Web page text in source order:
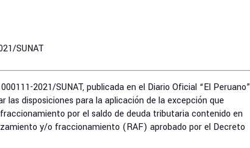
SUNAT
2021/SUNAT, publicada en el Diario Oficial “El Peruano”
las disposiciones para la aplicación de la excepción que
por el saldo de deuda tributaria contenido en
y/o fraccionamiento (RAF) aprobado por el Decreto